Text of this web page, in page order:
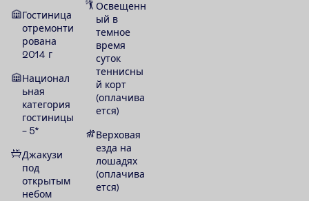
Гостиница
отремонти
рована
2014 г
Национал
ьная
категория
гостиницы
– 5*
Джакузи
под
открытым
небом
Освещенн
ый в
темное
время
суток
теннисны
й корт
(оплачива
ется)
Верховая
езда на
лошадях
(оплачива
ется)